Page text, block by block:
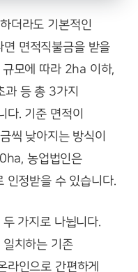
더라도 기본적인
면적직불금을 받을
모에 따라 2ha 이하,
등 총 3가지
다. 기준 면적이
씩 낮아지는 방식이
농업법인은
인정받을 수 있습니다.
가지로 나뉩니다.
치하는 기존
인으로 간편하게